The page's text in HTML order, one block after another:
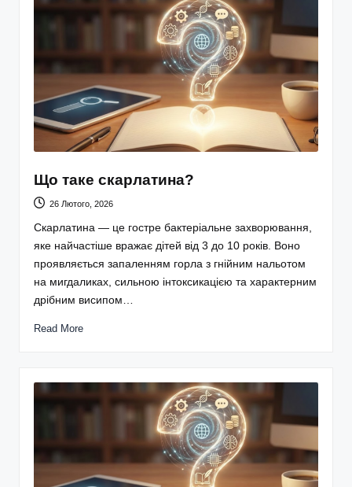
Що таке скарлатина?
26 Лютого, 2026
Скарлатина — це гостре бактеріальне захворювання,
яке найчастіше вражає дітей від 3 до 10 років. Воно
проявляється запаленням горла з гнійним нальотом
на мигдаликах, сильною інтоксикацією та характерним
дрібним висипом…
Read More